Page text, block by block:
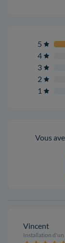
5
4
3
2
1
Vous
Vincent
Installation d'un